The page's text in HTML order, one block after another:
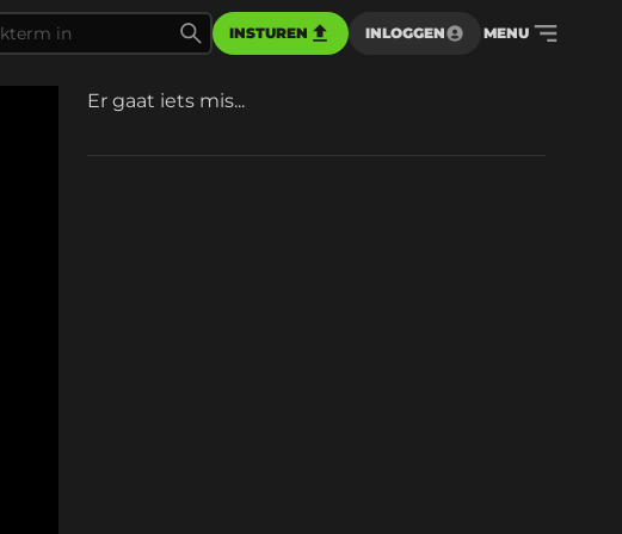
INSTUREN INLOGGEN MENU
Er gaat iets mis...